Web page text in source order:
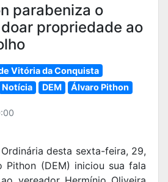
parabeniza o
propriedade ao
Vitória da Conquista
Notícia DEM Álvaro Pithon
desta sexta-feira, 29,
Pithon (DEM) iniciou sua fala